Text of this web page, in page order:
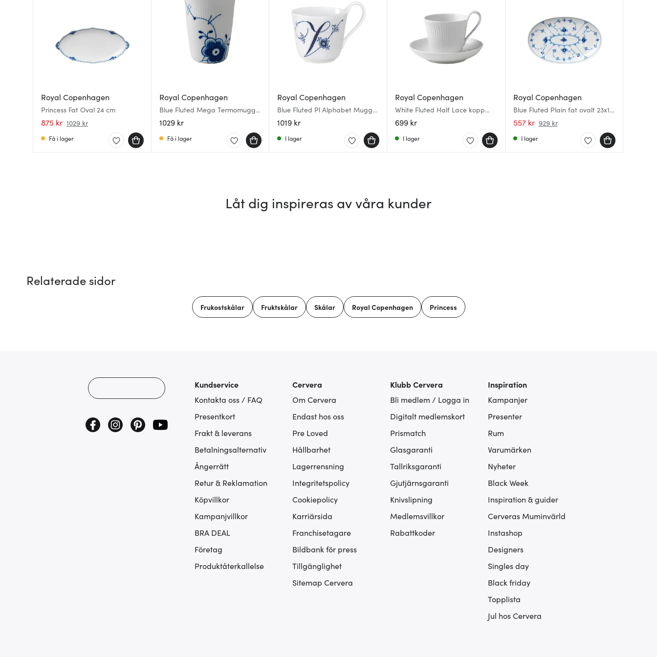
Royal Copenhagen
Princess Fat Oval 24 cm
875 kr 1029 kr
Få i lager
Royal Copenhagen
Blue Fluted Mega Termomugg
39 cl
1029 kr
Få i lager
Royal Copenhagen
Blue Fluted Pl Alphabet Mugg
33 cl V
1019 kr
I lager
Royal Copenhagen
White Fluted Half Lace kopp
med högt handtag 24 cl + fat
699 kr
I lager
Royal Copenhagen
Blue Fluted Plain fat ovalt 23x15
cm
557 kr 929 kr
I lager
Låt dig inspireras av våra kunder
Relaterade sidor
Frukostskålar Fruktskålar Skålar Royal Copenhagen Princess
Kundservice
Kontakta oss / FAQ
Presentkort
Frakt & leverans
Betalningsalternativ
Ångerrätt
Retur & Reklamation
Köpvillkor
Kampanjvillkor
BRA DEAL
Företag
Produktåterkallelse
Cervera
Om Cervera
Endast hos oss
Pre Loved
Hållbarhet
Lagerrensning
Integritetspolicy
Cookiepolicy
Karriärsida
Franchisetagare
Bildbank för press
Tillgänglighet
Sitemap Cervera
Klubb Cervera
Bli medlem / Logga in
Digitalt medlemskort
Prismatch
Glasgaranti
Tallriksgaranti
Gjutjärnsgaranti
Knivslipning
Medlemsvillkor
Rabattkoder
Inspiration
Kampanjer
Presenter
Rum
Varumärken
Nyheter
Black Week
Inspiration & guider
Cerveras Muminvärld
Instashop
Designers
Singles day
Black friday
Topplista
Jul hos Cervera